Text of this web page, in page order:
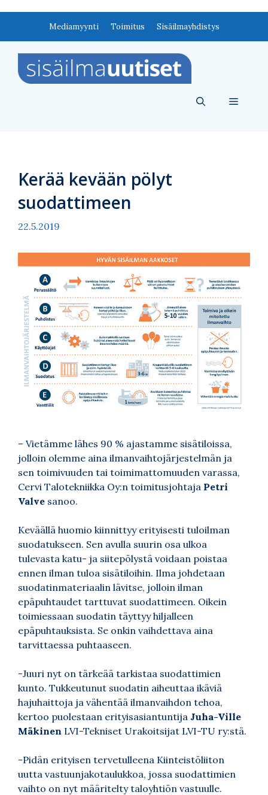
Mediamyynti Toimitus Sisäilmayhdistys
Valikko
Kerää kevään pölyt
suodattimeen
22.5.2019
– Vietämme lähes 90 % ajastamme sisätiloissa,
jolloin olemme aina ilmanvaihtojärjestelmän ja
sen toimivuuden tai toimimattomuuden varassa,
Cervi Talotekniikka Oy:n toimitusjohtaja Petri
Valve sanoo.
Keväällä huomio kiinnittyy erityisesti tuloilman
suodatukseen. Sen avulla suurin osa ulkoa
tulevasta katu- ja siitepölystä voidaan poistaa
ennen ilman tuloa sisätiloihin. Ilma johdetaan
suodatinmateriaalin lävitse, jolloin ilman
epäpuhtaudet tarttuvat suodattimeen. Oikein
toimiessaan suodatin täyttyy hiljalleen
epäpuhtauksista. Se onkin vaihdettava aina
tarvittaessa puhtaaseen.
-Juuri nyt on tärkeää tarkistaa suodattimien
kunto. Tukkeutunut suodatin aiheuttaa ikäviä
hajuhaittoja ja vähentää ilmanvaihdon tehoa,
kertoo puolestaan erityisasiantuntija Juha-Ville
Mäkinen LVI-Tekniset Urakoitsijat LVI-TU ry:stä.
-Pidän erityisen tervetulleena Kiinteistöliiton
uutta vastuunjakotaulukkoa, jossa suodattimien
vaihto on nyt määritelty taloyhtiön vastuulle.